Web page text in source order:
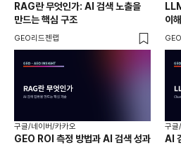
RAG란 무엇인가: AI 검색 노출을
만드는 핵심 구조
GEO리드젠랩
이
구글/네이버/카카오
GEO ROI 측정 방법과 AI 검색 성과
구글
AI